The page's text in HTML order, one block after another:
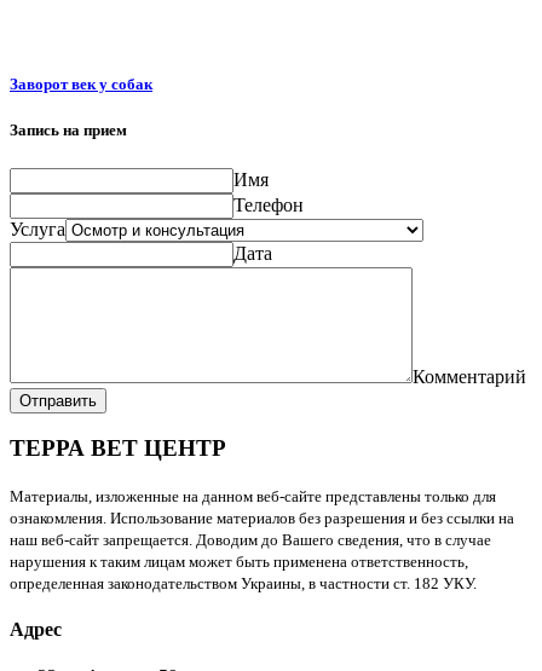
Заворот век у собак
Запись на прием
Имя
Телефон
Услуга
Дата
Комментарий
Отправить
ТЕРРА ВЕТ ЦЕНТР
Материалы, изложенные на данном веб-сайте представлены только для
ознакомления. Использование материалов без разрешения и без ссылки на
наш веб-сайт запрещается. Доводим до Вашего сведения, что в случае
нарушения к таким лицам может быть применена ответственность,
определенная законодательством Украины, в частности ст. 182 УКУ.
Адрес